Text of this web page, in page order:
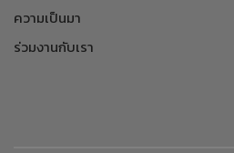
ความเป็นมา
ร่วมงานกับเรา